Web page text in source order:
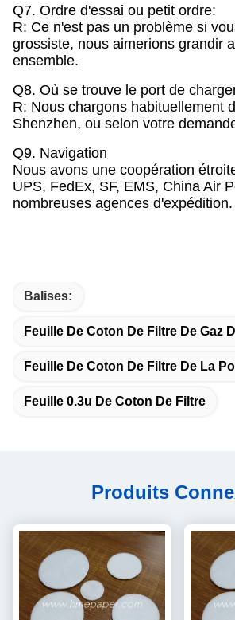
Q7. Ordre d'essai ou petit ordre:
R: Ce n'est pas un problème si
grossiste, nous aimerions grandir
ensemble.
Q8. Où se trouve le port de
R: Nous chargons habituellement
Shenzhen, ou selon votre
Q9. Navigation
Nous avons une coopération
UPS, FedEx, SF, EMS, China Air
nombreuses agences d'expédition.
Balises:
Feuille De Coton De Filtre De Gaz
Feuille De Coton De Filtre De La
Feuille 0.3u De Coton De Filtre
Produits